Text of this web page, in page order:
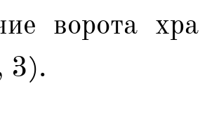
ворота
3).